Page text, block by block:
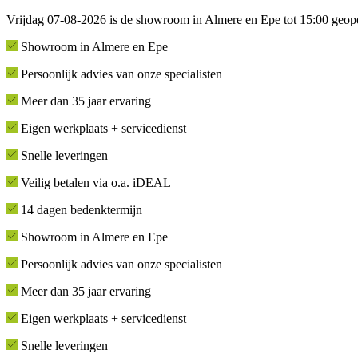
Vrijdag 07-08-2026 is de showroom in Almere en Epe tot 15:00
Showroom in Almere en Epe
Persoonlijk advies van onze specialisten
Meer dan 35 jaar ervaring
Eigen werkplaats + servicedienst
Snelle leveringen
Veilig betalen via o.a. iDEAL
14 dagen bedenktermijn
Showroom in Almere en Epe
Persoonlijk advies van onze specialisten
Meer dan 35 jaar ervaring
Eigen werkplaats + servicedienst
Snelle leveringen